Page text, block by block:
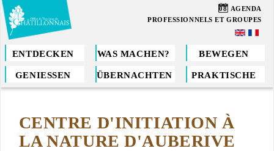
Direkt
zum
Inhalt
08 AGENDA
PROFESSIONNELS ET GROUPES
ENTDECKEN WAS MACHEN? BEWEGEN
GENIESSEN ÜBERNACHTEN PRAKTISCHE
Sie
hierCENTRE D'INITIATION À
LA NATURE D'AUBERIVE